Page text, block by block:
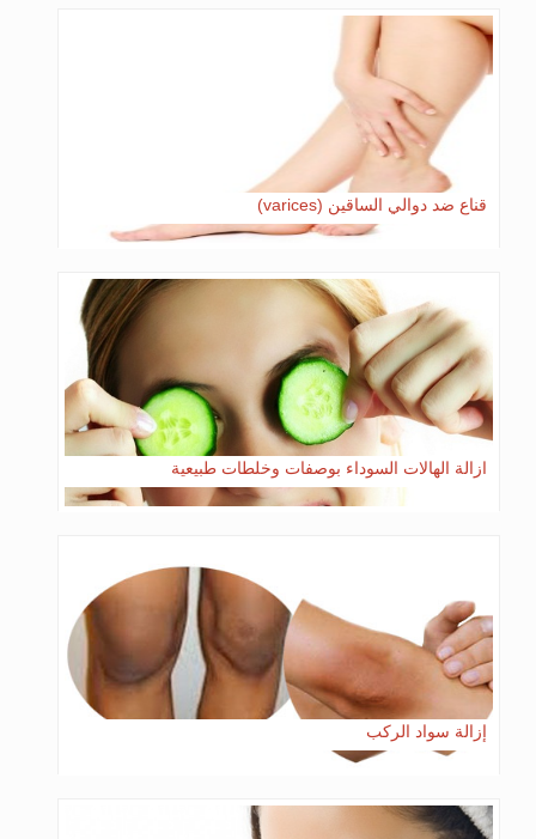
قناع ضد دوالي الساقين (varices)
ازالة الهالات السوداء بوصفات وخلطات طبيعية
إزالة سواد الركب